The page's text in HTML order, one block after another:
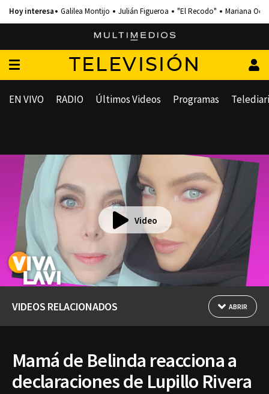
Galilea Montijo Julián Figueroa "El Recodo" Mariana
TELEVISIÓN
EN VIVO RADIO Últimos Videos Programas
Video
VIDEOS RELACIONADOS ABRIR
Mamá de Belinda reacciona a
declaraciones de Lupillo Rivera